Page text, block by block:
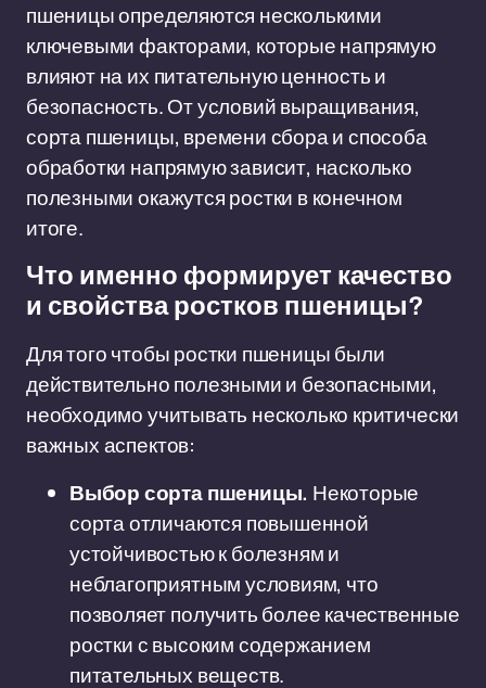
пшеницы определяются несколькими
ключевыми факторами, которые напрямую
влияют на их питательную ценность и
безопасность. От условий выращивания,
сорта пшеницы, времени сбора и способа
обработки напрямую зависит, насколько
полезными окажутся ростки в конечном
итоге.
Что именно формирует качество
и свойства ростков пшеницы?
Для того чтобы ростки пшеницы были
действительно полезными и безопасными,
необходимо учитывать несколько критически
важных аспектов:
Выбор сорта пшеницы. Некоторые
сорта отличаются повышенной
устойчивостью к болезням и
неблагоприятным условиям, что
позволяет получить более качественные
ростки с высоким содержанием
питательных веществ.